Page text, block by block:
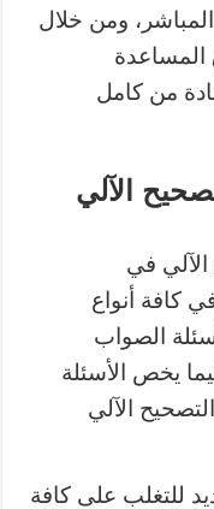
ومن خلال
المساعدة
من كامل
الآلي
الآلي في
النهائية بنسبة 100% في كافة أنواع
الصواب
يخص الأسئلة
الآلي
للتغلب على كافة